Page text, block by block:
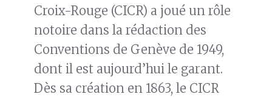
Croix-Rouge (CICR) a joué un rôle
notoire dans la rédaction des
Conventions de Genève de 1949,
dont il est aujourd’hui le garant.
Dès sa création en 1863, le CICR